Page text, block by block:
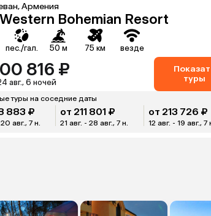
Армения
Bohemian Resort
пес./гал. 50 м 75 км везде
816 ₽
авг., 6 ночей
туры
туры на соседние даты
883 ₽
авг., 7 н.
от 211 801 ₽
21 авг. - 28 авг., 7 н.
от 213 726 ₽
12 авг. - 19 авг., 7